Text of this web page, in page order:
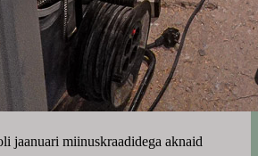
jaanuari miinuskraadidega aknaid